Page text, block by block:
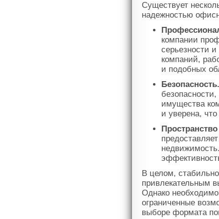
Существует
надежностью
компании
серьезности
компаний,
и подобных
Безопасность.
имущества
и уверена,
В целом,
привлекательным
Однако
ограниченные
выборе формата